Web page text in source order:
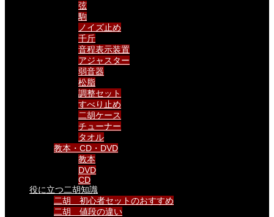
弦
駒
ノイズ止め
千斤
音程表示装置
アジャスター
弱音器
松脂
調整セット
すべり止め
二胡ケース
チューナー
タオル
教本・CD・DVD
教本
DVD
CD
役に立つ二胡知識
二胡 初心者セットのおすすめ
二胡 値段の違い